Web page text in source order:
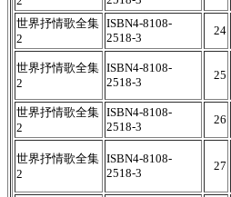
世界抒情歌全集
2
ISBN4-8108-
2518-3
24
世界抒情歌全集
2
ISBN4-8108-
2518-3
25
世界抒情歌全集
2
ISBN4-8108-
2518-3
26
世界抒情歌全集
2
ISBN4-8108-
2518-3
27